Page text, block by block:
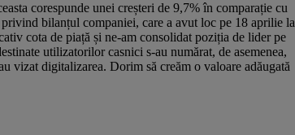
corespunde unei creșteri de 9,7% în comparație cu
bilanțul companiei, care a avut loc pe 18 aprilie la
cota de piață și ne-am consolidat poziția de lider pe
utilizatorilor casnici s-au numărat, de asemenea,
vizat digitalizarea. Dorim să creăm o valoare adăugată